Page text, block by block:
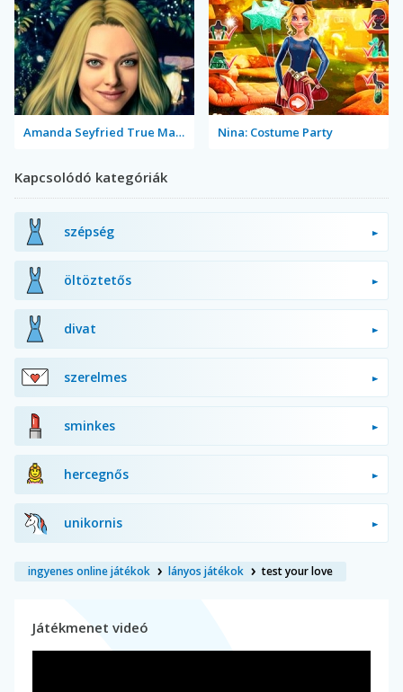
Amanda Seyfried True Make Up Nina: Costume Party
Kapcsolódó kategóriák
szépség
öltöztetős
divat
szerelmes
sminkes
hercegnős
unikornis
ingyenes online játékok lányos játékok test your love
Játékmenet videó